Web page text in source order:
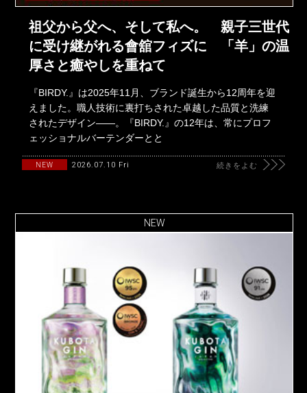
祖父から父へ、そして私へ。 親子三世代
に受け継がれる會舘フィズに 「羊」の温
厚さと癒やしを重ねて
『BIRDY.』は2025年11月、ブランド誕生から12周年を迎
えました。職人技術に裏打ちされた卓越した品質と洗練
されたデザイン――。『BIRDY.』の12年は、常にプロフ
ェッショナルバーテンダーとと
NEW 2026.07.10 Fri 続きをよむ
NEW